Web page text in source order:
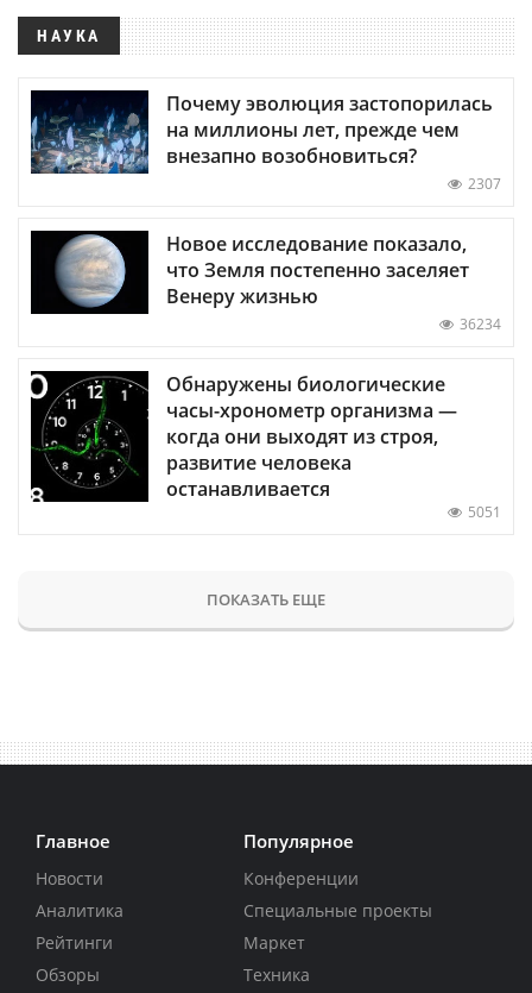
НАУКА
Почему эволюция застопорилась
на миллионы лет, прежде чем
внезапно возобновиться?
2307
Новое исследование показало,
что Земля постепенно заселяет
Венеру жизнью
36234
Обнаружены биологические
часы-хронометр организма —
когда они выходят из строя,
развитие человека
останавливается
5051
ПОКАЗАТЬ ЕЩЕ
Главное
Новости
Аналитика
Рейтинги
Обзоры
Популярное
Конференции
Специальные проекты
Маркет
Техника